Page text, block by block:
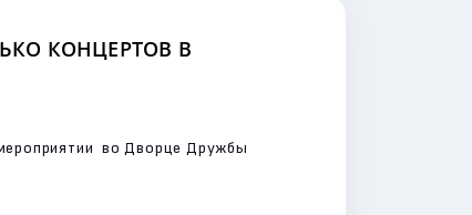
КОНЦЕРТОВ В
во Дворце Дружбы